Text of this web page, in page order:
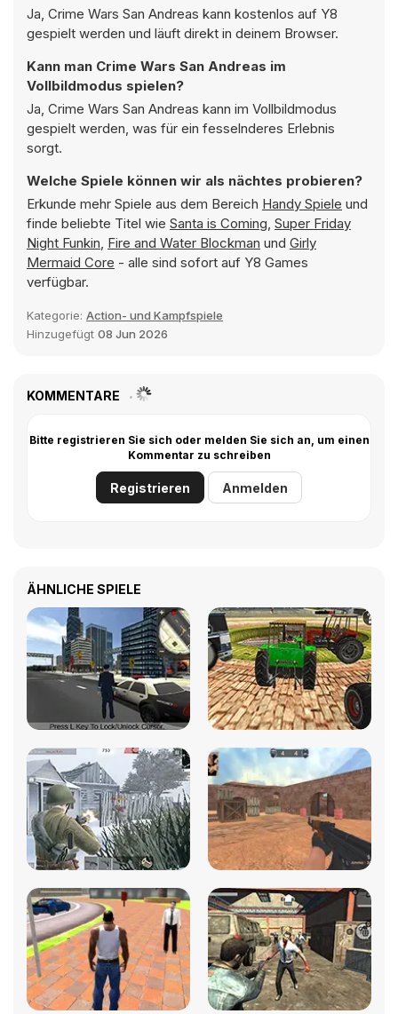
Ja, Crime Wars San Andreas kann kostenlos auf Y8
gespielt werden und läuft direkt in deinem Browser.
Kann man Crime Wars San Andreas im
Vollbildmodus spielen?
Ja, Crime Wars San Andreas kann im Vollbildmodus
gespielt werden, was für ein fesselnderes Erlebnis
sorgt.
Welche Spiele können wir als nächtes probieren?
Erkunde mehr Spiele aus dem Bereich Handy Spiele und
finde beliebte Titel wie Santa is Coming, Super Friday
Night Funkin, Fire and Water Blockman und Girly
Mermaid Core - alle sind sofort auf Y8 Games
verfügbar.
Kategorie: Action- und Kampfspiele
Hinzugefügt 08 Jun 2026
KOMMENTARE
Bitte registrieren Sie sich oder melden Sie sich an, um einen
Kommentar zu schreiben
Registrieren Anmelden
ÄHNLICHE SPIELE